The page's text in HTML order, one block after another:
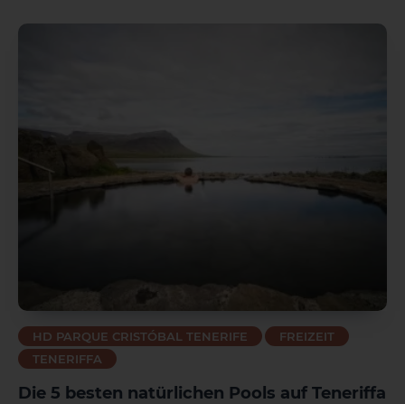
HD PARQUE CRISTÓBAL TENERIFE
FREIZEIT
TENERIFFA
Die 5 besten natürlichen Pools auf Teneriffa